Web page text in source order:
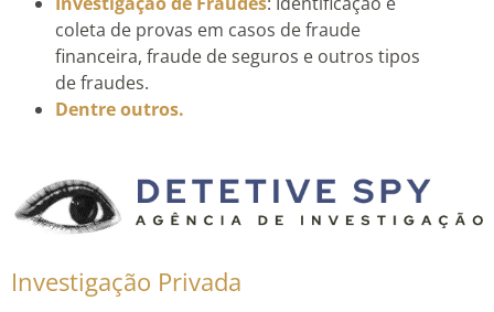
coleta de provas em casos de fraude
financeira, fraude de seguros e outros tipos
de fraudes.
Dentre outros.
Investigação Privada